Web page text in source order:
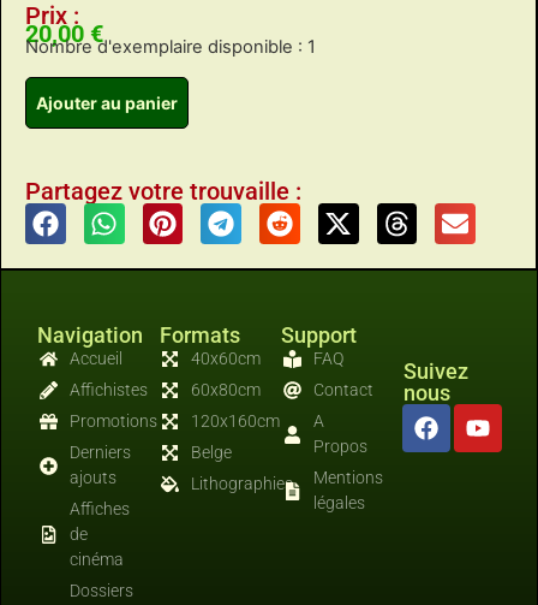
Prix :
20,00 €
Nombre d'exemplaire disponible : 1
Ajouter au panier
Partagez votre trouvaille :
Navigation
Accueil
Affichistes
Promotions
Derniers
ajouts
Affiches
de
cinéma
Dossiers
Formats
40x60cm
60x80cm
120x160cm
Belge
Lithographies
Support
FAQ
Contact
A
Propos
Mentions
légales
Suivez
nous